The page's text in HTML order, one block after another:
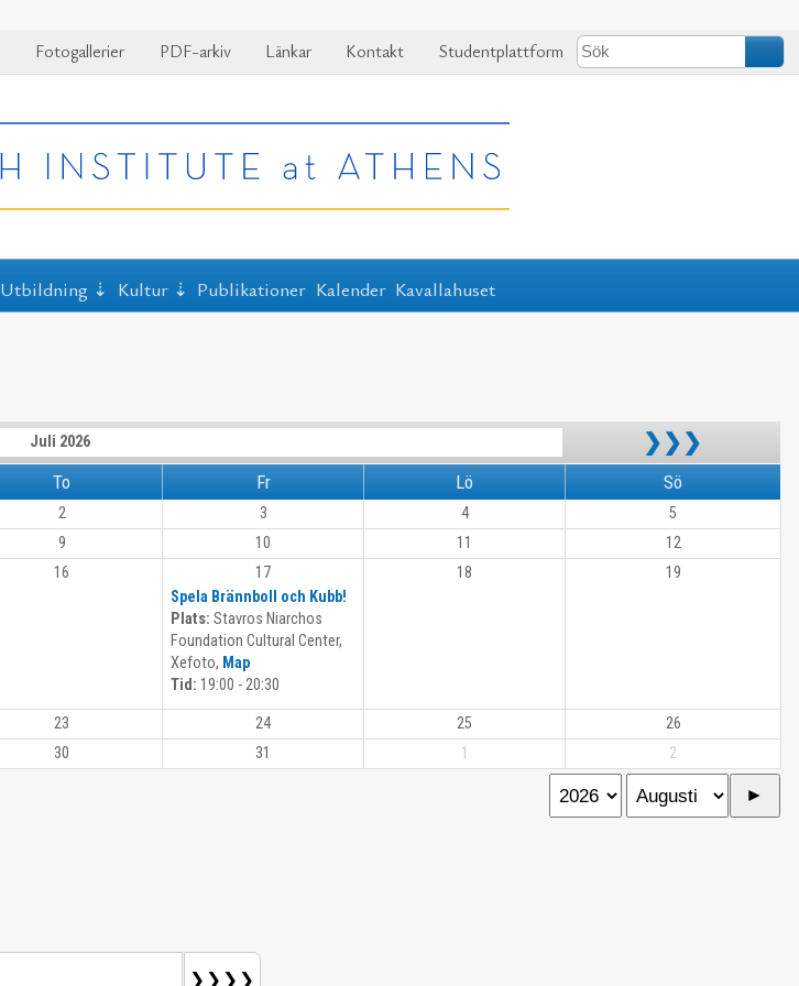
Fotogallerier PDF-arkiv Länkar Kontakt Studentplattform
Utbildning Kultur Publikationer Kalender Kavallahuset
Juli 2026 ❯❯❯
To Fr Lö Sö
2 3 4
5
9 10 11
12
16
17
Spela Brännboll och Kubb!
Plats: Stavros Niarchos
Foundation Cultural Center,
Xefoto, Map
Tid: 19:00 - 20:30
18 19
23 24 25
26
30 31 1 2
❯❯❯❯